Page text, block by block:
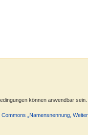
können anwendbar